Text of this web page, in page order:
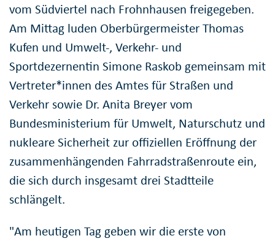
vom Südviertel nach Frohnhausen freigegeben.
Am Mittag luden Oberbürgermeister Thomas
Kufen und Umwelt-, Verkehr- und
Sportdezernentin Simone Raskob gemeinsam mit
Vertreter*innen des Amtes für Straßen und
Verkehr sowie Dr. Anita Breyer vom
Bundesministerium für Umwelt, Naturschutz und
nukleare Sicherheit zur offiziellen Eröffnung der
zusammenhängenden Fahrradstraßenroute ein,
die sich durch insgesamt drei Stadtteile
schlängelt.
"Am heutigen Tag geben wir die erste von